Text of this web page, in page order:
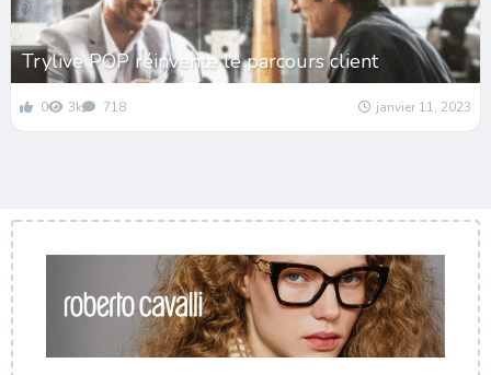
Trylive POP réinvente le parcours client
0 3k 718 janvier 11, 2023